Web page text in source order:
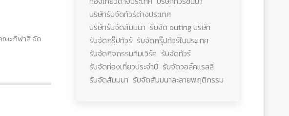
ณะ กีฬาสี จัด
บริษัทรับจัดทัวร์ต่างประเทศ
บริษัทรับจัดสัมมนา รับจัด outing บริษัท
รับจัดกรุ๊ปทัวร์ รับจัดกรุ๊ปทัวร์ในประเทศ
รับจัดกิจกรรมทีมเวิร์ค รับจัดทัวร์
รับจัดท่องเที่ยวประจำปี รับจัดวอล์คแรลลี่
รับจัดสัมมนา รับจัดสัมมนาละลายพฤติกรรม